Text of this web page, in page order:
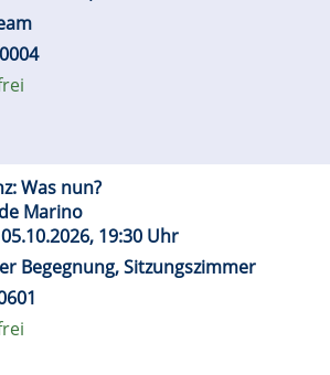
Was nun?
Marino
05.10.2026, 19:30 Uhr
Begegnung, Sitzungszimmer